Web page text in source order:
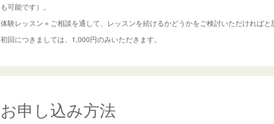
も可能です）。
体験レッスン＋ご相談を通して、レッスンを続けるかどうかをご検討いただければと
初回につきましては、1,000円のみいただきます。
お申し込み方法